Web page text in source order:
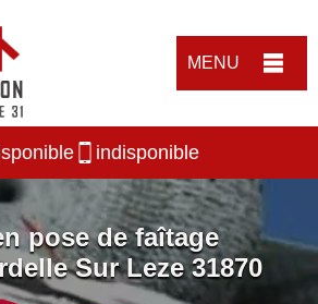
MENU
indisponible
pose de faîtage
Sur Leze 31870